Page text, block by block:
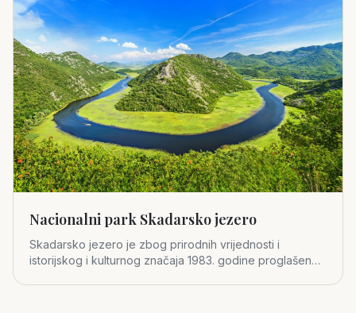
Nacionalni park Skadarsko jezero
Skadarsko jezero je zbog prirodnih vrijednosti i
istorijskog i kulturnog značaja 1983. godine proglašeno